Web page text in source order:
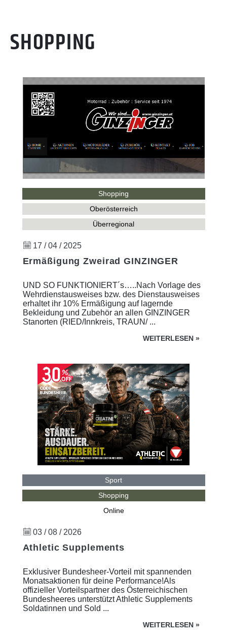
SHOPPING
Shopping
Oberösterreich
Überregional
17 / 04 / 2025
Ermäßigung Zweirad GINZINGER
UND SO FUNKTIONIERT´s…..Nach Vorlage des
Wehrdienstausweises bzw. des Dienstausweises
erhaltet ihr 10% Ermäßigung auf lagernde
Bekleidung und Zubehör an allen GINZINGER
Stanorten (RIED/Innkreis, TRAUN/ ...
WEITERLESEN »
Sport
Shopping
Online
03 / 08 / 2026
Athletic Supplements
Exklusiver Bundesheer-Vorteil mit spannenden
Monatsaktionen für deine Performance!Als
offizieller Vorteilspartner des Österreichischen
Bundesheeres unterstützt Athletic Supplements
Soldatinnen und Sold ...
WEITERLESEN »